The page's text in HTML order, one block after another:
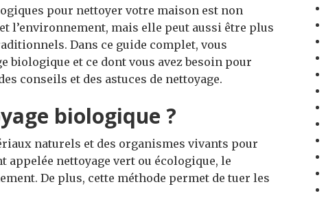
pour nettoyer votre maison est non
l’environnement, mais elle peut aussi être plus
Dans ce guide complet, vous
biologique et ce dont vous avez besoin pour
conseils et des astuces de nettoyage.
biologique ?
naturels et des organismes vivants pour
appelée nettoyage vert ou écologique, le
De plus, cette méthode permet de tuer les